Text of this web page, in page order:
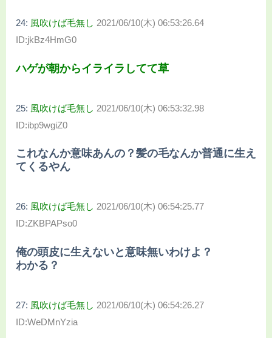
24: 風吹けば毛無し 2021/06/10(木) 06:53:26.64
ID:jkBz4HmG0
ハゲが朝からイライラしてて草
25: 風吹けば毛無し 2021/06/10(木) 06:53:32.98
ID:ibp9wgiZ0
これなんか意味あんの？髪の毛なんか普通に生え
てくるやん
26: 風吹けば毛無し 2021/06/10(木) 06:54:25.77
ID:ZKBPAPso0
俺の頭皮に生えないと意味無いわけよ？
わかる？
27: 風吹けば毛無し 2021/06/10(木) 06:54:26.27
ID:WeDMnYzia